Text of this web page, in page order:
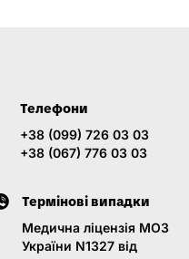
Телефони
+38 (099) 726 03 03
+38 (067) 776 03 03
Термінові випадки
Медична ліцензія МОЗ
України N1327 від